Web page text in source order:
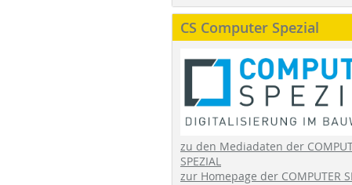
CS Computer Spezial
zu den Mediadaten der
SPEZIAL
zur Homepage der COMPUTER